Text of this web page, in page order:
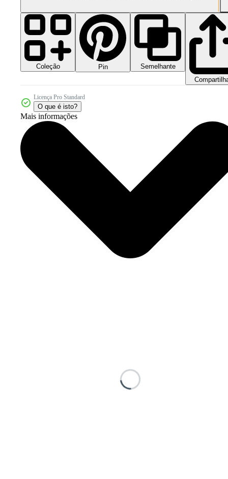
Coleção Pin
Semelhante
Licença Pro Standard
O que é isto?
Mais informações